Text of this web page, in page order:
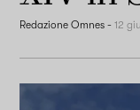
Redazione Omnes -12